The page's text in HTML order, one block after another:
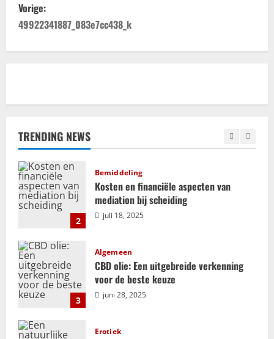
e
r
c
h
t
n
a
v
i
g
Vorige:
49922341887_083e7cc438_k
TRENDING NEWS
Hoe creëer jij dé perfecte
1
ADHD en relaties: uitdagingen en
2
Bemiddeling
Kosten en financiële aspecten van
mediation bij scheiding
juli 18, 2025
3
Algemeen
CBD olie: Een uitgebreide verkenning
voor de beste keuze
juni 28, 2025
Erotiek